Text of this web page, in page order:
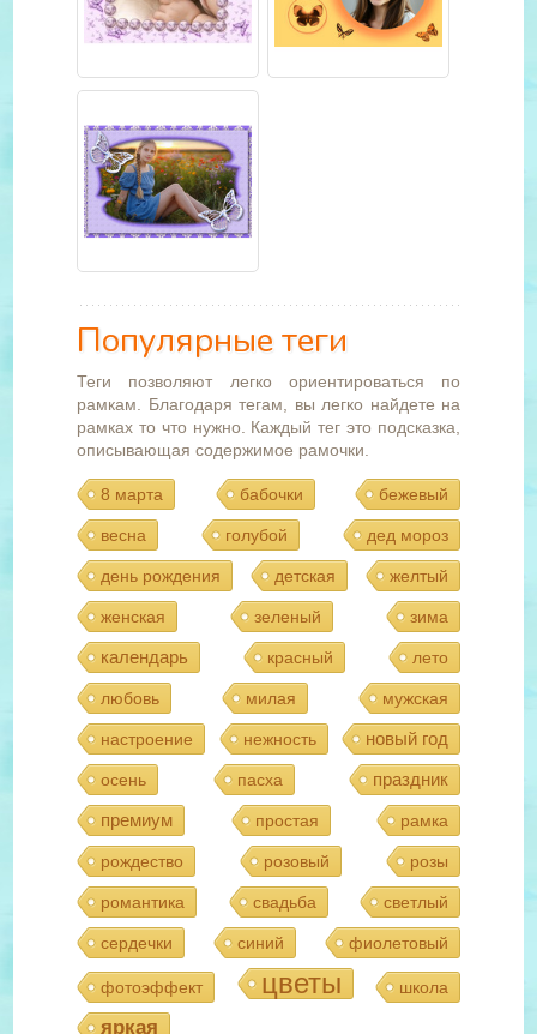
Популярные теги
Теги позволяют легко ориентироваться по
рамкам. Благодаря тегам, вы легко найдете на
рамках то что нужно. Каждый тег это подсказка,
описывающая содержимое рамочки.
8 марта бабочки бежевый
весна голубой дед мороз
день рождения детская желтый
женская зеленый зима
календарь красный лето
любовь милая мужская
настроение нежность новый год
осень пасха
праздник
премиум
простая рамка
рождество розовый розы
романтика свадьба светлый
сердечки синий фиолетовый
фотоэффект цветы школа
яркая